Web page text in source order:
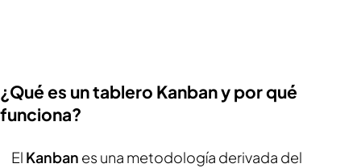
¿Qué es un tablero Kanban y por qué
funciona?
El Kanban es una metodología derivada del